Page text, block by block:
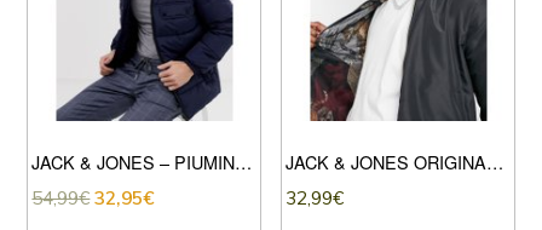
JACK & JONES – PIUMINO BLU NAVY
54,99€ 32,95€
JACK & JONES ORIGINALS – BOMBER NERO CON ZIP DORATA
32,99€